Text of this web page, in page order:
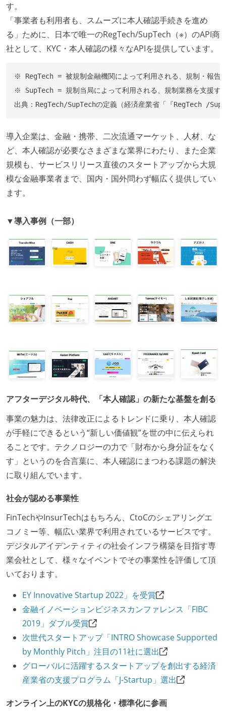
す。
「事業者も利用者も、スムーズに本人確認手続きを進め
る」ために、日本で唯一のRegTech/SupTech（※）のAPI商
社として、KYC・本人確認の様々なAPIを提供しています。
※ RegTech = 被規制金融機関によって利用される、規制・報告
※ SupTech = 規制当局によって利用される、規制業務を支援す
導入企業は、金融・携帯、二次流通マーケット、人材、な
ど、本人確認が必要なさまざまな業界にわたり、また企業
規模も、サービスリリース直後のスタートアップから大規
模な金融事業者まで、国内・国外問わず幅広く提供してい
ます。
▼導入事例（一部）
アフターデジタル時代、「本人確認」の新たな基盤を創る
事業の魅力は、法律改正によるトレンドに乗り、本人確認
が手軽にできるという“新しい価値観”を世の中に伝えられ
ることです。テクノロジーの力で「財布から身分証をなく
す」というのを合言葉に、本人確認にまつわる課題の解決
に取り組んでいます。
社会が認める事業性
FinTechやInsurTechはもちろん、CtoCのシェアリングエ
コノミー等、幅広い業界で利用されているサービスです。
デジタルアイデンティティの社会インフラ構築を目指す専
業会社として、様々なイベントでその事業性を評価して頂
いております。
EY Innovative Startup 2022」を受賞
金融イノベーションビジネスカンファレンス「FIBC
2019」ダブル受賞
次世代スタートアップ「INTRO Showcase Supported
by Monthly Pitch」注目の11社に選出
グローバルに活躍するスタートアップを創出する経済
産業省の支援プログラム「J-Startup」選出
オンライン上のKYCの規格化・標準化に参画